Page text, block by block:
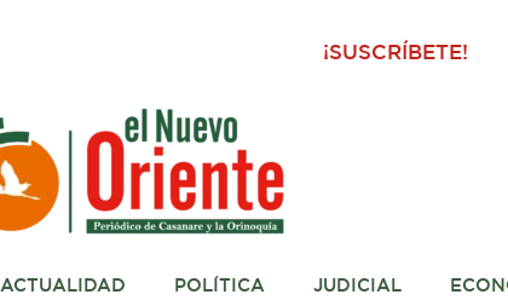
¡SUSCRÍBETE!
ACTUALIDAD POLÍTICA JUDICIAL